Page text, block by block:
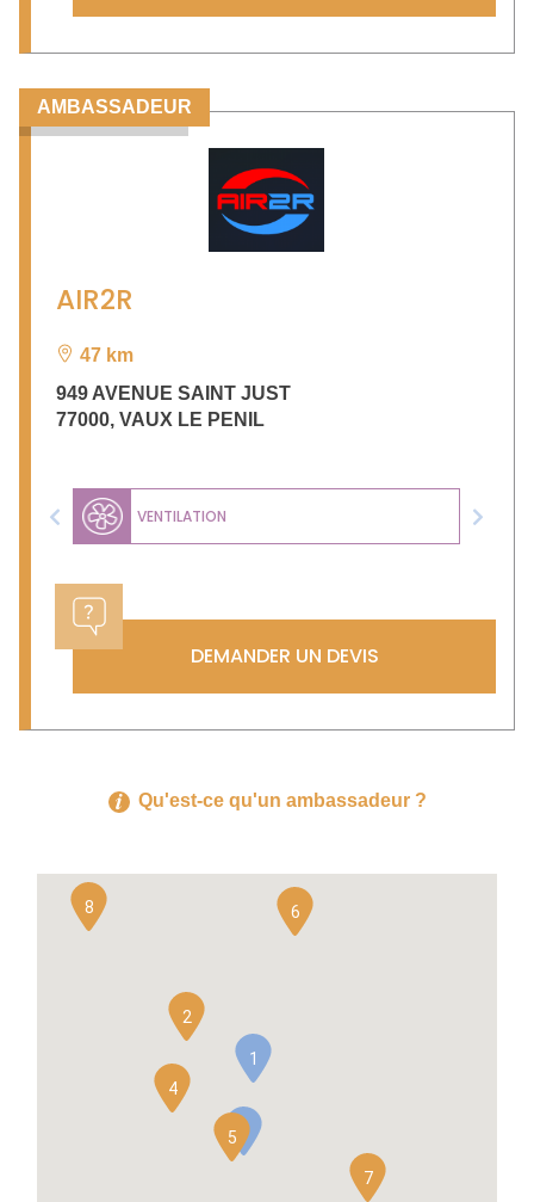
AMBASSADEUR
AIR2R
47 km
949 AVENUE SAINT JUST
77000, VAUX LE PENIL
VENTILATION
Previous Next
DEMANDER UN DEVIS
Qu'est-ce qu'un ambassadeur ?
1
2
3
4
5
6
7
8